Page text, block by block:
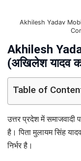
Akhilesh Yadav
Akhilesh
(अखिलेश यादव
Table of
उत्तर प्रदेश में समाजवादी
है। पिता मुलायम सिंह
निर्भर है।